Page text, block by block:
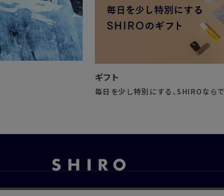
ギフト
毎日を少し特別にする、SHIROなら
お問い合わせご利用ガイドよくあるご質問